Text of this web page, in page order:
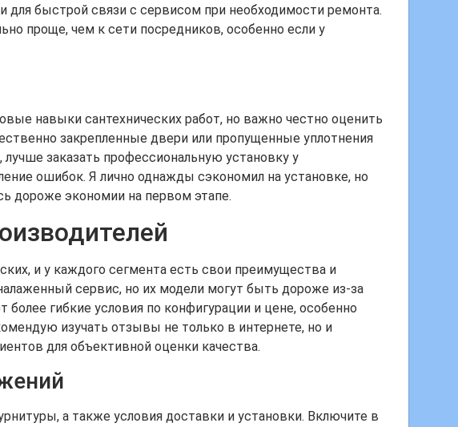
для быстрой связи с сервисом при необходимости ремонта.
проще, чем к сети посредников, особенно если у
навыки сантехнических работ, но важно честно оценить
закрепленные двери или пропущенные уплотнения
заказать профессиональную установку у
ошибок. Я лично однажды сэкономил на установке, но
дороже экономии на первом этапе.
и у каждого сегмента есть свои преимущества и
сервис, но их модели могут быть дороже из-за
гибкие условия по конфигурации и цене, особенно
изучать отзывы не только в интернете, но и
для объективной оценки качества.
а также условия доставки и установки. Включите в